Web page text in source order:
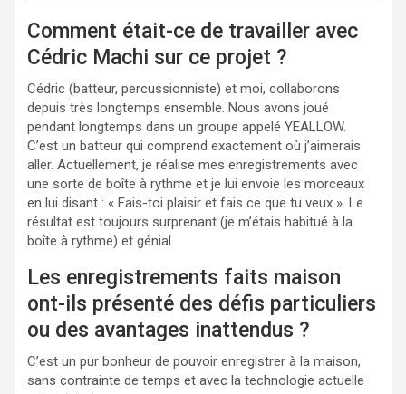
Comment était-ce de travailler avec
Cédric Machi sur ce projet ?
Cédric (batteur, percussionniste) et moi, collaborons
depuis très longtemps ensemble. Nous avons joué
pendant longtemps dans un groupe appelé YEALLOW.
C’est un batteur qui comprend exactement où j’aimerais
aller. Actuellement, je réalise mes enregistrements avec
une sorte de boîte à rythme et je lui envoie les morceaux
en lui disant : « Fais-toi plaisir et fais ce que tu veux ». Le
résultat est toujours surprenant (je m’étais habitué à la
boîte à rythme) et génial.
Les enregistrements faits maison
ont-ils présenté des défis particuliers
ou des avantages inattendus ?
C’est un pur bonheur de pouvoir enregistrer à la maison,
sans contrainte de temps et avec la technologie actuelle